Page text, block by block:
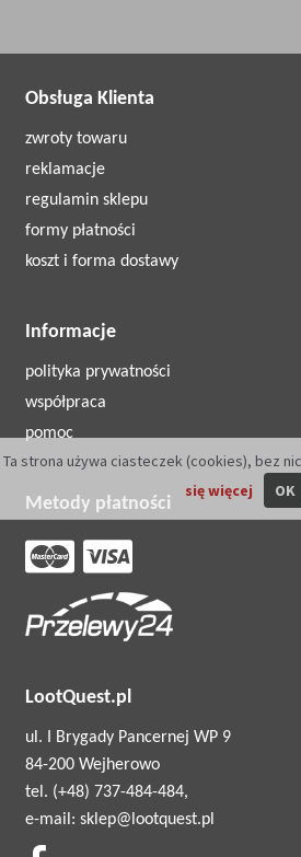
Obsługa Klienta
zwroty towaru
reklamacje
regulamin sklepu
formy płatności
koszt i forma dostawy
Informacje
polityka prywatności
współpraca
pomoc
Metody płatności
LootQuest.pl
ul. I Brygady Pancernej WP 9
84-200 Wejherowo
tel. (+48) 737-484-484,
e-mail: sklep@lootquest.pl
Ta strona używa ciasteczek (cookies), bez
się więcej
OK